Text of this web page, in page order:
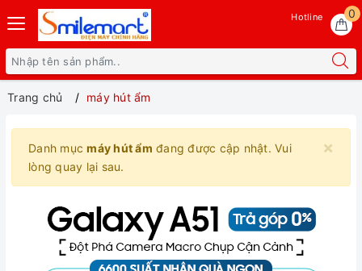
0
Hotline
Trang chủ máy hút ẩm
×
Danh mụcmáy hút ẩm đang được cập nhật. Vui
lòng quay lại sau.